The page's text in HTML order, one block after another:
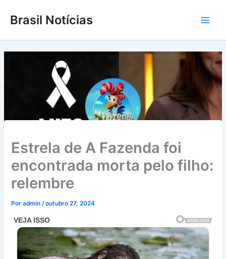
para
conteúdo
Brasil Notícias
Estrela de A Fazenda foi
encontrada morta pelo filho:
relembre
Poradmin/outubro 27, 2024